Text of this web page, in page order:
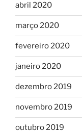
abril 2020
março 2020
fevereiro 2020
janeiro 2020
dezembro 2019
novembro 2019
outubro 2019